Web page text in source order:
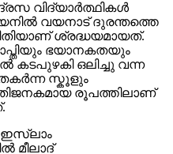
മദ്രസ വിദ്യാർത്ഥികൾ
വയനാട് ദുരന്തത്തെ
ശ്രദ്ധയമായത്.
ഭയാനകതയും
കടപുഴകി ഒലിച്ചു വന്ന
സ്കൂളും
രൂപത്തിലാണ്
മീലാദ്